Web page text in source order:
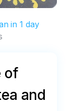
in 1 day
of
and